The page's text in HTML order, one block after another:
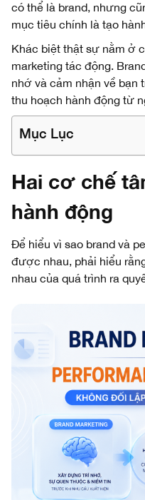
có thể là brand, nhưng
mục tiêu chính là tạo
Khác biệt thật sự nằm ở
marketing tác động.
nhớ và cảm nhận về bạn
thu hoạch hành động từ
Mục Lục
Hai cơ chế
hành động
Để hiểu vì sao brand và
được nhau, phải hiểu
nhau của quá trình ra